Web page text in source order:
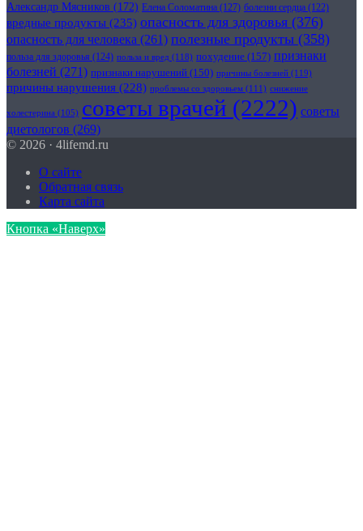
Александр Мясников (172) Елена Соломатина (127) болезни сердца (122)
вредные продукты (235) опасность для здоровья (376)
опасность для человека (261) полезные продукты (358)
польза для здоровья (124) польза и вред (118) похудение (157) признаки
болезней (271) признаки нарушений (150) причины болезней (119)
причины нарушения (228) проблемы со здоровьем (111) снижение
холестерина (105) советы врачей (2222) советы
диетологов (269)
© 2026 · 4lifemd.ru
О сайте
Обратная связь
Карта сайта
Кнопка «Наверх»